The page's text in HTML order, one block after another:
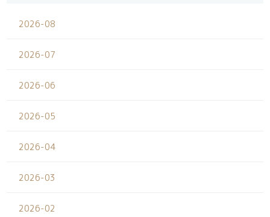
2026-08
2026-07
2026-06
2026-05
2026-04
2026-03
2026-02